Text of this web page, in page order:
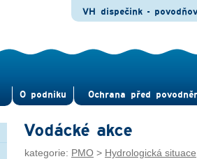
O pod­niku Ochrana před
VH dispečink -
Vodácké akce
kategorie: PMO > Hydrologická situace